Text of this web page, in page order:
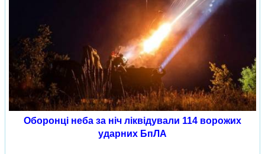
Оборонці неба за ніч ліквідували 114 ворожих
ударних БпЛА